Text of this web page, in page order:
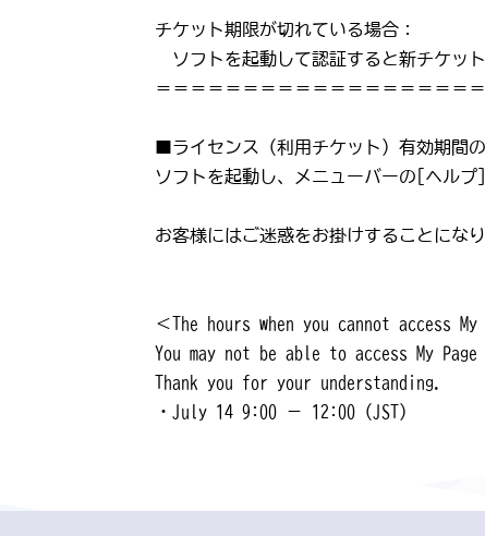
チケット期限が切れている場合：
ソフトを起動して認証すると新チケット
＝＝＝＝＝＝＝＝＝＝＝＝＝＝＝＝＝＝
■ライセンス（利用チケット）有効期間
ソフトを起動し、メニューバーの[ヘル
お客様にはご迷惑をお掛けすることにな
＜The hours when you cannot access My
You may not be able to access My
Thank you for your understanding.
・July 14 9:00 － 12:00 (JST)